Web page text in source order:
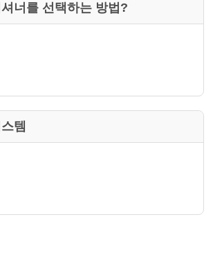
너를 선택하는 방법?
템